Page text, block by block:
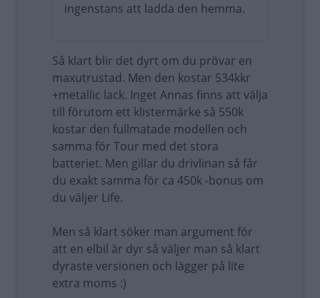
ingenstans att ladda den hemma.
Så klart blir det dyrt om du prövar en
maxutrustad. Men den kostar 534kkr
+metallic lack. Inget Annas finns att välja
till förutom ett klistermärke så 550k
kostar den fullmatade modellen och
samma för Tour med det stora
batteriet. Men gillar du drivlinan så får
du exakt samma för ca 450k -bonus om
du väljer Life.
Men så klart söker man argument för
att en elbil är dyr så väljer man så klart
dyraste versionen och lägger på lite
extra moms :)